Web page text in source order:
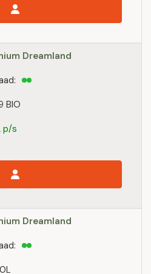
Dreamland
BIO
p/s
Dreamland